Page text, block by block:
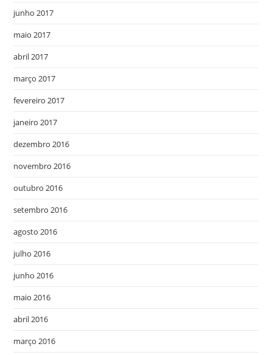
junho 2017
maio 2017
abril 2017
março 2017
fevereiro 2017
janeiro 2017
dezembro 2016
novembro 2016
outubro 2016
setembro 2016
agosto 2016
julho 2016
junho 2016
maio 2016
abril 2016
março 2016